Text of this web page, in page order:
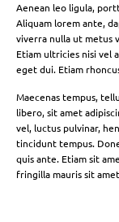
Aenean leo ligula,
Aliquam lorem ante,
viverra nulla ut metus
Etiam ultricies nisi vel
eget dui. Etiam
Maecenas tempus,
libero, sit amet
vel, luctus pulvinar,
tincidunt tempus.
quis ante. Etiam sit
fringilla mauris sit